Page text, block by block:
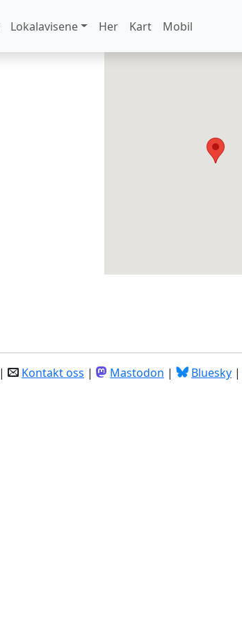
Lokalavisene Her Kart Mobil
| Kontakt oss | Mastodon | Bluesky |